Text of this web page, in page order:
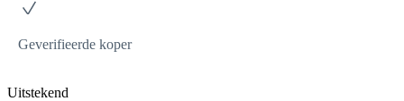
Geverifieerde koper
Uitstekend